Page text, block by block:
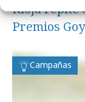
Rioja repite
Premios
Campañas